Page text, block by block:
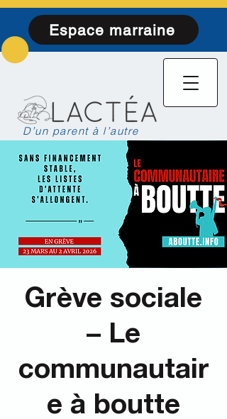
D’un parent à l’autre
Espace marraine
Grève sociale
– Le
communautair
e à boutte